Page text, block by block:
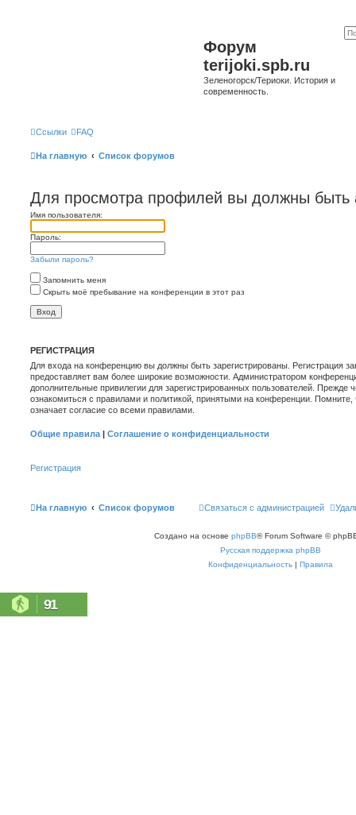
Форум
terijoki.spb.ru
Зеленогорск/Териоки. История и
современность.
Ссылки FAQ
На главную Список форумов
Для просмотра профилей вы должны быть
Имя пользователя:
Пароль:
Забыли пароль?
Запомнить меня
Скрыть моё пребывание на конференции в этот раз
РЕГИСТРАЦИЯ
Для входа на конференцию вы должны быть зарегистрированы. Регистрация
предоставляет вам более широкие возможности. Администратором
дополнительные привилегии для зарегистрированных пользователей. Прежде
ознакомиться с правилами и политикой, принятыми на конференции.
означает согласие со всеми правилами.
Общие правила | Соглашение о конфиденциальности
Регистрация
На главную Список форумов Связаться с администрацией
Создано на основе phpBB® Forum Software ©
Русская поддержка phpBB
Конфиденциальность | Правила
91